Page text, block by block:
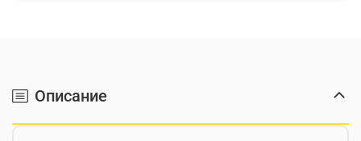
Описание